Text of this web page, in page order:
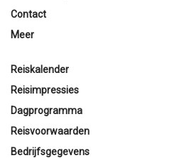
Contact
Meer
Reiskalender
Reisimpressies
Dagprogramma
Reisvoorwaarden
Bedrijfsgegevens